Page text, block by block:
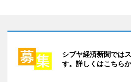
シブヤ経済新聞では
す。詳しくはこちらか